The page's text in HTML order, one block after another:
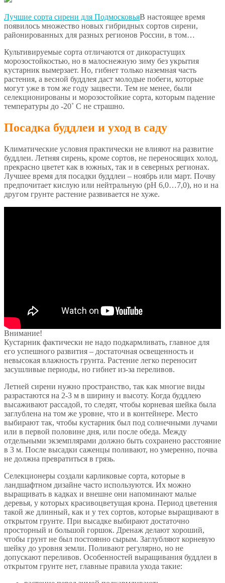
Лучшие сорта сирени для ПодмосковьяВ настоящее время
появилось множество новых гибридных сортов сирени,
районированных для разных регионов России, в том…
Культивируемые сорта отличаются от дикорастущих
морозостойкостью, но в малоснежную зиму без укрытия
кустарник вымерзает. Но, гибнет только наземная часть
растения, а весной буддлея даст молодые побеги, которые
могут уже в том же году зацвести. Тем не менее, были
селекционированы и морозостойкие сорта, которым падение
температуры до -20˚ C не страшно.
Посадка буддлеи и уход в саду
Климатические условия практически не влияют на развитие
буддлеи. Летняя сирень, кроме сортов, не переносящих холод,
прекрасно цветет как в южных, так и в северных регионах.
Лучшее время для посадки буддлеи – ноябрь или март. Почву
предпочитает кислую или нейтральную (pH 6,0…7,0), но и на
другом грунте растение развивается не хуже.
Внимание!
Кустарник фактически не надо подкармливать, главное для
его успешного развития – достаточная освещенность и
невысокая влажность грунта. Растение легко переносит
засушливые периоды, но гибнет из-за переливов.
Летней сирени нужно пространство, так как многие виды
разрастаются на 2-3 м в ширину и высоту. Когда буддлею
высаживают рассадой, то следят, чтобы корневая шейка была
заглублена на том же уровне, что и в контейнере. Место
выбирают так, чтобы кустарник был под солнечными лучами
или в первой половине дня, или после обеда. Между
отдельными экземплярами должно быть сохранено расстояние
в 3 м. После высадки саженцы поливают, но умеренно, почва
не должна превратиться в грязь.
Селекционеры создали карликовые сорта, которые в
ландшафтном дизайне часто используются. Их можно
выращивать в кадках и внешне они напоминают малые
деревья, у которых красивоцветущая крона. Период цветения
такой же длинный, как и у тех сортов, которые выращивают в
открытом грунте. При высадке выбирают достаточно
просторный и большой горшок. Дренаж делают хороший,
чтобы грунт не был постоянно сырым. Заглубляют корневую
шейку до уровня земли. Поливают регулярно, но не
допускают переливов. Особенностей выращивания буддлеи в
открытом грунте нет, главные правила ухода такие: